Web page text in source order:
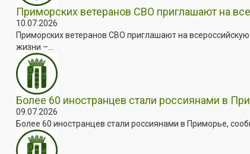
Приморских ветеранов СВО приглашают на
10.07.2026
Приморских ветеранов СВО приглашают на
жизни –...
Более 60 иностранцев стали россиянами в
09.07.2026
Более 60 иностранцев стали россиянами в Приморье,